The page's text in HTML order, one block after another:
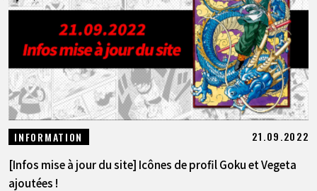
INFORMATION 21.09.2022
[Infos mise à jour du site] Icônes de profil Goku et Vegeta
ajoutées !